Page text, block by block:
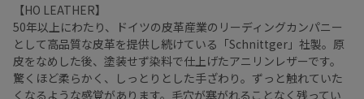
【HO LEATHER】
50年以上にわたり、ドイツの皮革産業のリーディングカンパニー
として高品質な皮革を提供し続けている「Schnittger」社製。原
皮をなめした後、塗装せず染料で仕上げたアニリンレザーです。
驚くほど柔らかく、しっとりとした手ざわり。ずっと触れていた
くなるような感覚があります。毛穴が塞がれることなく残ってい